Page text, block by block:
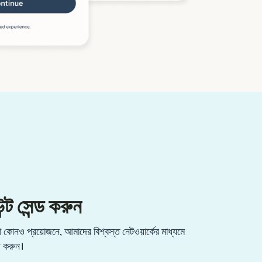
সেন্ড করুন
প্রয়োজনে, আমাদের বিশ্বস্ত নেটওয়ার্কের মাধ্যমে
করুন।